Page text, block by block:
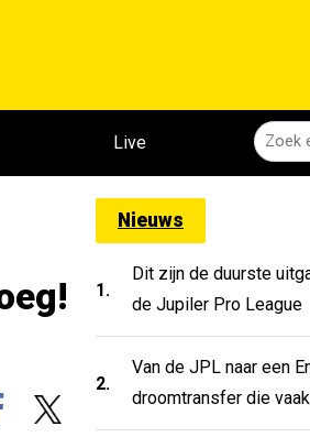
Live
Nieuws
1.
Dit zijn de duurste
de Jupiler Pro League
2.
Van de JPL naar een
droomtransfer die